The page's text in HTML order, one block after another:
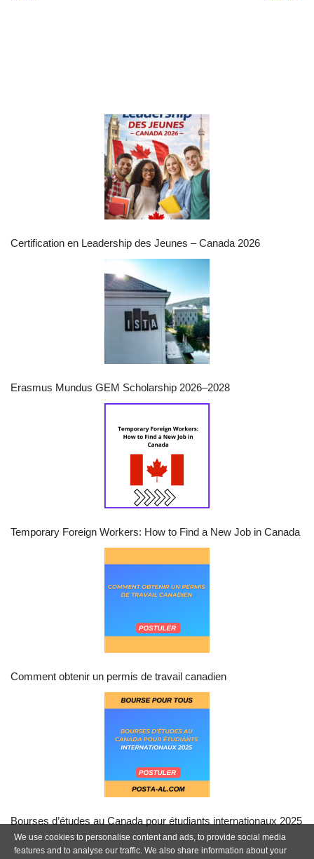
Certification en Leadership des Jeunes – Canada 2026
Erasmus Mundus GEM Scholarship 2026–2028
Temporary Foreign Workers: How to Find a New Job in Canada
Comment obtenir un permis de travail canadien
Bourses d’études au Canada pour étudiants internationaux 2025
We use cookies to personalise content and ads, to provide social media
features and to analyse our traffic. We also share information about your